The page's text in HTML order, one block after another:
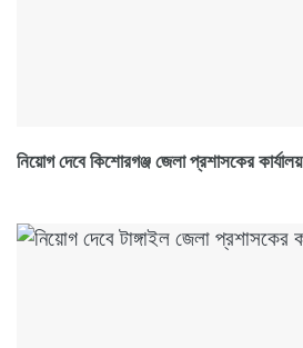
নিয়োগ দেবে কিশোরগঞ্জ জেলা প্রশাসকের কার্যালয়